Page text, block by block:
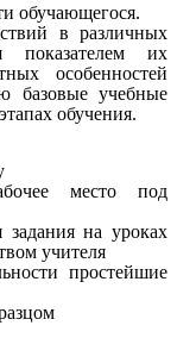
обучающегося.
в различных
показателем их
особенностей
базовые учебные
обучения.
место под
на уроках
учителя
простейшие